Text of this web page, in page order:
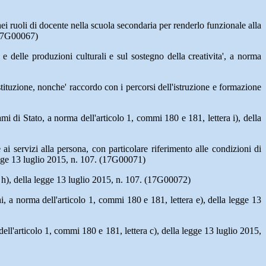
ruoli di docente nella scuola secondaria per renderlo funzionale alla
delle produzioni culturali e sul sostegno della creativita', a norma
nonche' raccordo con i percorsi dell'istruzione e formazione
di Stato, a norma dell'articolo 1, commi 180 e 181, lettera i), della
servizi alla persona, con particolare riferimento alle condizioni di
13 luglio 2015, n. 107. (17G00071)
della legge 13 luglio 2015, n. 107. (17G00072)
a norma dell'articolo 1, commi 180 e 181, lettera e), della legge 13
1, commi 180 e 181, lettera c), della legge 13 luglio 2015,